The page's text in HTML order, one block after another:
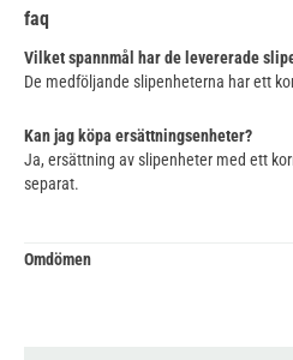
faq
Vilket spannmål har de levererade
De medföljande slipenheterna har ett
Kan jag köpa ersättningsenheter?
Ja, ersättning av slipenheter med ett
separat.
Omdömen